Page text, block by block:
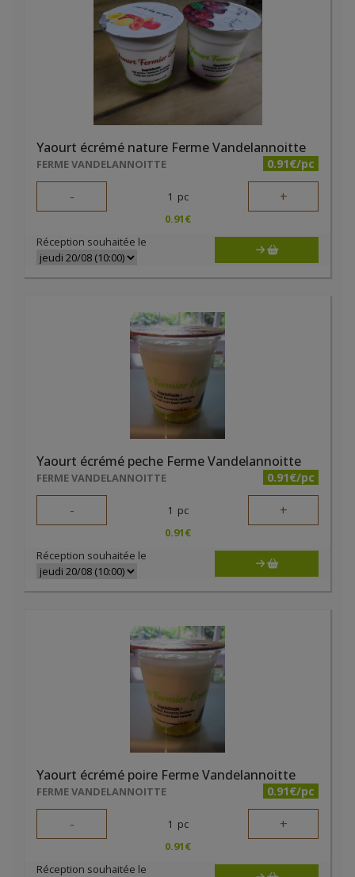
Yaourt écrémé nature Ferme Vandelannoitte
FERME VANDELANNOITTE 0.91€/pc
- 1 pc +
0.91€
Réception souhaitée le
Yaourt écrémé peche Ferme Vandelannoitte
FERME VANDELANNOITTE 0.91€/pc
- 1 pc +
0.91€
Réception souhaitée le
Yaourt écrémé poire Ferme Vandelannoitte
FERME VANDELANNOITTE 0.91€/pc
- 1 pc +
0.91€
Réception souhaitée le